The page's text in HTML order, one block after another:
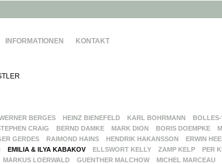
INFORMATIONEN KONTAKT
BERGES HEINZ BIENEFELD KARL BOHRMANN
CRAIG BERND DAMKE MARK DION BORIS DOEMPKE
GERDES RAIMOND HAINS HENDRIK HAKANSSON ERWIN
EMILIA & ILYA KABAKOV ELLSWORT KELLY ZAMP KELP PER
MARKUS LOERWALD GUENTHER MALCHOW MICHEL MARCEAU